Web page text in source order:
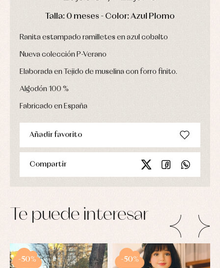
DÍAS HORAS MIN SEG
Talla: 0 meses - Color: Azul Plomo
Ranita estampado ramilletes en azul cobalto
Nueva colección P-Verano
Elaborada en Tejido de muselina con forro finito.
Algodón 100 %
Fabricado en España
Añadir favorito
Compartir
Te puede interesar
-50% -50%
pijamas...
Chaquetas
jersey
Ropa
abrigo
de
Vestidos